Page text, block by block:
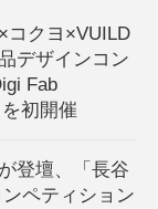
コクヨ×VUILD
デザインコン
Fab
初開催
登壇、「長谷
ペティション